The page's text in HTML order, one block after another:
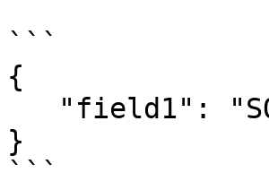
```
{
}
```